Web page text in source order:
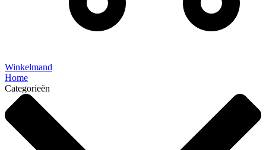
Winkelmand
Home
Categorieën